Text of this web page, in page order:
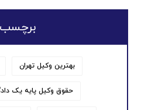
بهترین وکیل تهران
حقوق وکیل پایه یک